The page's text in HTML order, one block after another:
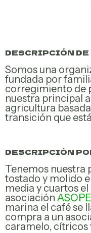
DESCRIPCIÓN
Somos una
fundada por
corregimiento de
nuestra principal
agricultura
transición que
DESCRIPCIÓN
Tenemos nuestra
tostado y molido
media y cuartos
asociación
marina el café se
compra a un
caramelo, cítricos